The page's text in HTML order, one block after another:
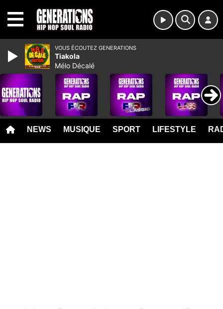
NEWS MUSIQUE SPORT LIFESTYLE
VOUS ÉCOUTEZ GENERATIONS
Tiakola
Mélo Décalé